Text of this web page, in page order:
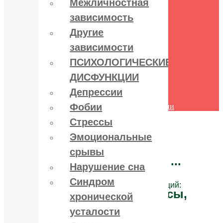
поведения
Межличностная зависимость
ПСИХОЛОГИЧЕСКИЕ
ДИСФУНКЦИИ
Депрессии
Фобии
Эмоциональные срывы
Нарушение сна
Синдром хронической усталости
Другие психологические дисфункции
Лечение зависимостей:
алко, нарко, игро ...
и психологических дисфункций:
депрессии, стрессы,
фобии ...
Межличностная
зависимость
Другие
зависимости
ПСИХОЛОГИЧЕСКИЕ
ДИСФУНКЦИИ
Депрессии
Фобии
Стрессы
Эмоциональные
срывы
Нарушение сна
Синдром
хронической
усталости